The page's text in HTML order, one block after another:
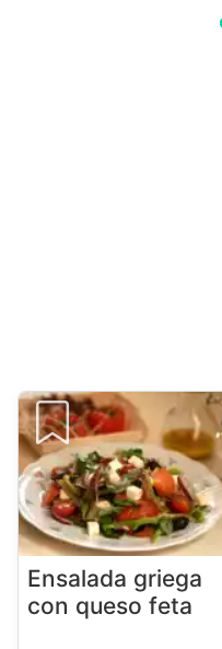
Ensalada griega
con queso feta